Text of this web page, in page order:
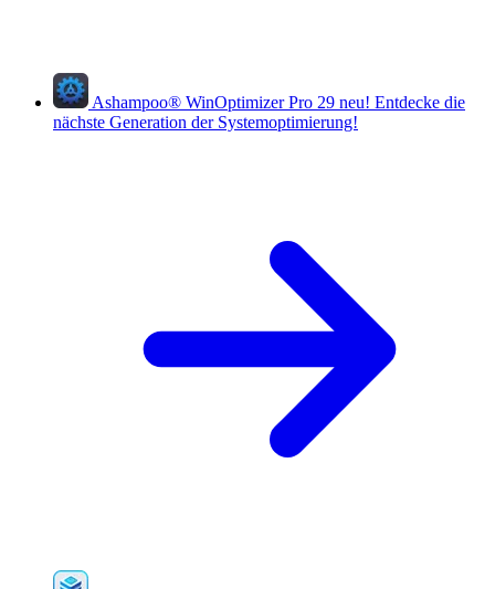
Ashampoo® WinOptimizer Pro 29 neu! Entdecke die
nächste Generation der Systemoptimierung!